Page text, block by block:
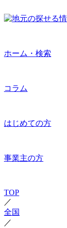
ホーム・検索
コラム
はじめての方
事業主の方
TOP
／
全国
／